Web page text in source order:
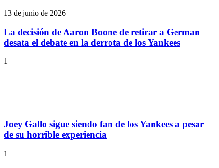
13 de junio de 2026
La decisión de Aaron Boone de retirar a German
desata el debate en la derrota de los Yankees
1
Joey Gallo sigue siendo fan de los Yankees a pesar
de su horrible experiencia
1